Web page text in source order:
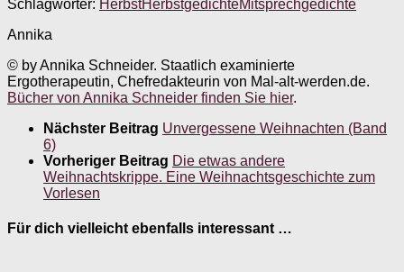
Schlagwörter: HerbstHerbstgedichteMitsprechgedichte
Annika
© by Annika Schneider. Staatlich examinierte
Ergotherapeutin, Chefredakteurin von Mal-alt-werden.de.
Bücher von Annika Schneider finden Sie hier.
Nächster Beitrag Unvergessene Weihnachten (Band
6)
Vorheriger Beitrag Die etwas andere
Weihnachtskrippe. Eine Weihnachtsgeschichte zum
Vorlesen
Für dich vielleicht ebenfalls interessant …